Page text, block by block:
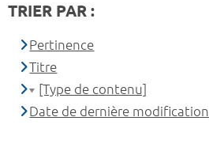
TRIER PAR :
Pertinence
Titre
[Type de contenu]
Date de dernière modification